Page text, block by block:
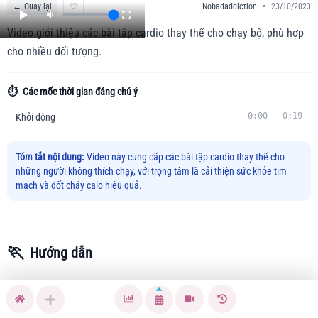
← Quay lại ♡ Nobadaddiction • 23/10/2023
Video giới thiệu các bài tập cardio thay thế cho chạy bộ, phù hợp
cho nhiều đối tượng.
⏱️ Các mốc thời gian đáng chú ý
Khởi động 0:00 - 0:19
Tóm tắt nội dung: Video này cung cấp các bài tập cardio thay thế cho
những người không thích chạy, với trọng tâm là cải thiện sức khỏe tim
mạch và đốt cháy calo hiệu quả.
🏃 Hướng dẫn
Nếu bạn gặp khó khăn trong việc duy trì hoạt động tim mạch